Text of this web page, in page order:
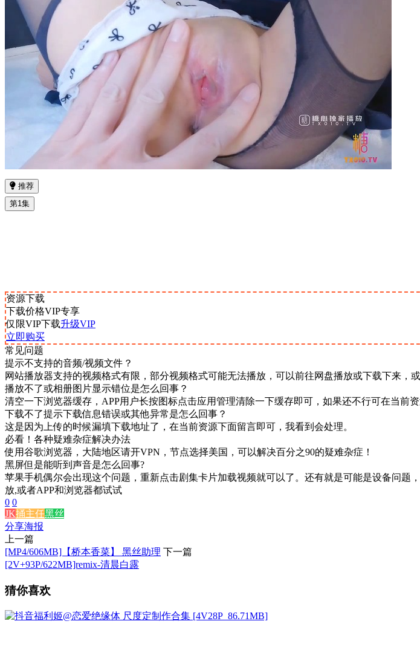
推荐
第1集
资源下载
下载价格VIP专享
仅限VIP下载升级VIP
立即购买
常见问题
提示不支持的音频/视频文件？
网站播放器支持的视频格式有限，部分视频格式可能无法播放，可以前往网盘播放或下载下来，
播放不了或相册图片显示错位是怎么回事？
清空一下浏览器缓存，APP用户长按图标点击应用管理清除一下缓存即可，如果还不行可在当前资
下载不了提示下载信息错误或其他异常是怎么回事？
这是因为上传的时候漏填下载地址了，在当前资源下面留言即可，我看到会处理。
必看！各种疑难杂症解决办法
使用谷歌浏览器，大陆地区请开VPN，节点选择美国，可以解决百分之90的疑难杂症！
黑屏但是能听到声音是怎么回事?
苹果手机偶尔会出现这个问题，重新点击剧集卡片加载视频就可以了。还有就是可能是设备问
放,或者APP和浏览器都试试
0 0
JK捅主任黑丝
分享海报
上一篇
[MP4/606MB]【桥本香菜】 黑丝助理 下一篇
[2V+93P/622MB]remix-清晨白露
猜你喜欢